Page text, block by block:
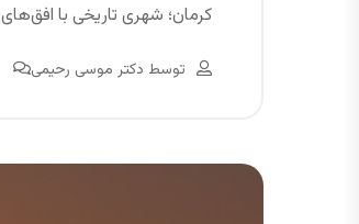
کرمان؛ شهری تاریخی با
توسط دکتر موسی رحیمی